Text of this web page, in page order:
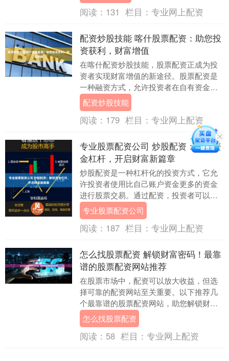
阅读： 131 栏目： 专业网上配资
配资炒股技能 喀什股票配资：助您投
资获利，财富增值
在喀什配资炒股技能，股票配资正成为投
资者实现财富增值的新途径。股票配资是
一种融资方式，允许投资者在自有资金的
基础上，向券商借入一定比例的资金进行
股票投资。 2.....
配资炒股技能
阅读： 179 栏目： 专业网上配资
专业股票配资公司 炒股配资：解锁资
金杠杆，开启财富新篇章
炒股配资是一种杠杆化的投资方式，它允
许投资者使用比自己账户资金更多的资金
进行股票交易。通过配资，投资者可以放
大收益，但同时也要承担更高的风险。 *
了解配资原理....
专业股票配资公司
阅读： 187 栏目： 专业网上配资
怎么找股票配资 解锁财富密码！最靠
谱的股票配资网站推荐
在股票市场中，配资可以放大收益，但选
择可靠的配资网站至关重要。以下推荐几
个最靠谱的股票配资网站，助您解锁财富
密码： * **放大资金：**配资可以将投资者
的资金....
怎么找股票配资
阅读： 58 栏目： 专业网上配资